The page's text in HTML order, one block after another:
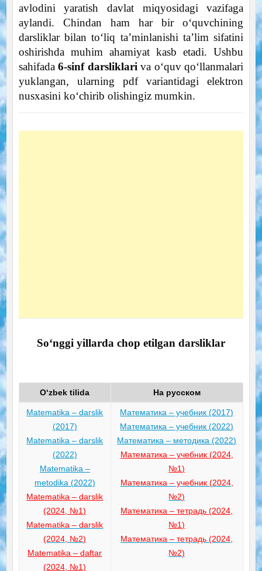
avlodini yaratish davlat miqyosidagi vazifaga
aylandi. Chindan ham har bir o‘quvchining
darsliklar bilan to‘liq ta’minlanishi ta’lim sifatini
oshirishda muhim ahamiyat kasb etadi. Ushbu
sahifada6-sinf darsliklari va o‘quv qo‘llanmalari
yuklangan, ularning pdf variantidagi elektron
nusxasini ko‘chirib olishingiz mumkin.
So‘nggi yillarda chop etilgan darsliklar
O‘zbek tilida На русском
Matematika – darslik
(2017)
Matematika – darslik
(2022)
Matematika –
metodika (2022)
Matematika – darslik
(2024, №1)
Matematika – darslik
(2024, №2)
Matematika – daftar
(2024, №1)
Математика – учебник (2017)
Математика – учебник (2022)
Математика – методика (2022)
Математика – учебник (2024,
№1)
Математика – учебник (2024,
№2)
Математика – тетрадь (2024,
№1)
Математика – тетрадь (2024,
№2)